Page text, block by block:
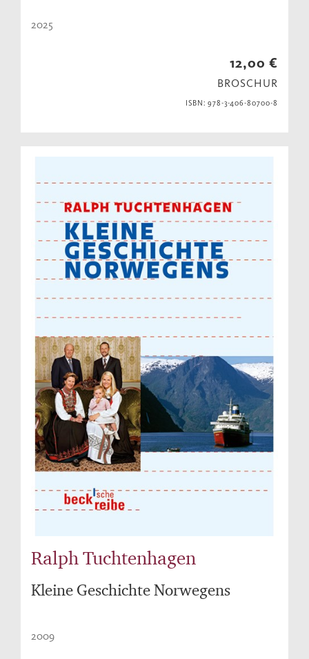
2025
12,00 €
BROSCHUR
ISBN: 978-3-406-80700-8
Ralph Tuchtenhagen
Kleine Geschichte Norwegens
2009